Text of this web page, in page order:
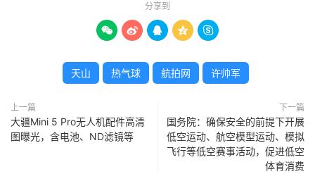
分享到
    
天山 热气球 航拍网 许帅军
上一篇
大疆Mini 5 Pro无人机配件高清
图曝光，含电池、ND滤镜等
下一篇
国务院：确保安全的前提下开展
低空运动、航空模型运动、模拟
飞行等低空赛事活动，促进低空
体育消费